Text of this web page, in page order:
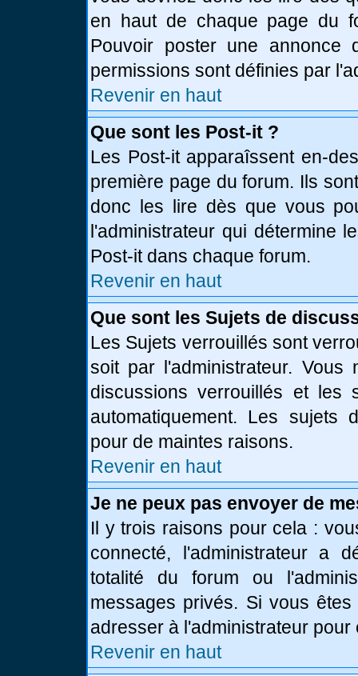
en haut de chaque page du
Pouvoir poster une annonce
permissions sont définies par
Revenir en haut
Que sont les Post-it ?
Les Post-it apparaîssent en-
première page du forum. Ils
donc les lire dès que vous
l'administrateur qui détermine
Post-it dans chaque forum.
Revenir en haut
Que sont les Sujets de
Les Sujets verrouillés sont
soit par l'administrateur.
discussions verrouillés et les
automatiquement. Les sujets
pour de maintes raisons.
Revenir en haut
Je ne peux pas envoyer de
Il y trois raisons pour cela :
connecté, l'administrateur a
totalité du forum ou
messages privés. Si vous
adresser à l'administrateur
Revenir en haut